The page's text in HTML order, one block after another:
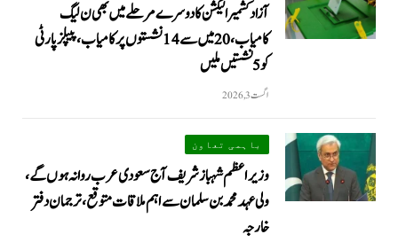
آزاد کشمیر الیکشن کا دوسرے مرحلے میں بھی ن لیگ
کامیاب، 20 میں سے 14 نشستوں پر کامیاب، پیپلزپارٹی
کو 5 نشستیں ملیں
اگست 3, 2026
باہمی تعاون
وزیراعظم شہباز شریف آج سعودی عرب روانہ ہوں گے،
ولی عہد محمد بن سلمان سے اہم ملاقات متوقع، ترجمان دفتر
خارجہ